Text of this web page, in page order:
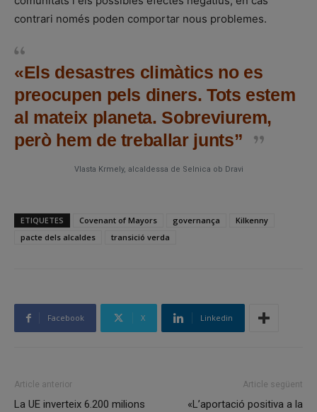
contrari només poden comportar nous problemes.
«Els desastres climàtics no es
preocupen pels diners. Tots estem
al mateix planeta. Sobreviurem,
però hem de treballar junts”
Vlasta Krmely, alcaldessa de Selnica ob Dravi
ETIQUETES Covenant of Mayors governança
Kilkenny
pacte dels alcaldes
transició verda
Facebook X Linkedin
Article anterior
La UE inverteix 6.200 milions
Article següent
«L’aportació positiva a la